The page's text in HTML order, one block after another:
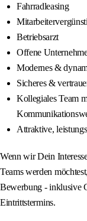
Fahrradleasing
Betriebsarzt
Offene
Modernes &
Sicheres &
Kollegiales Team
Attraktive,
Wenn wir Dein
Teams werden
Bewerbung - inklusive
Eintrittstermins.